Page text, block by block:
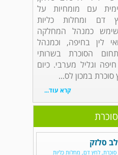
עם מומחיות על
דם ומחלות כליות
שימש כמנהל המחלקה
לין בחיפה, וכמנהל
הסוכרת בשרותי
וגליל מערבי. כיום
במכון לס...
קרא עוד...
סלזק
סוכרת, לחץ דם, מחלות כליות